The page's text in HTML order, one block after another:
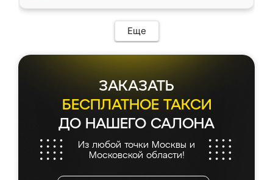
Еще
ЗАКАЗАТЬ
БЕСПЛАТНОЕ ТАКСИ
ДО НАШЕГО САЛОНА
Из любой точки Москвы и
Московской области!